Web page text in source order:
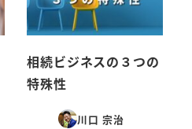
相続ビジネスの３つの
特殊性
川口 宗治